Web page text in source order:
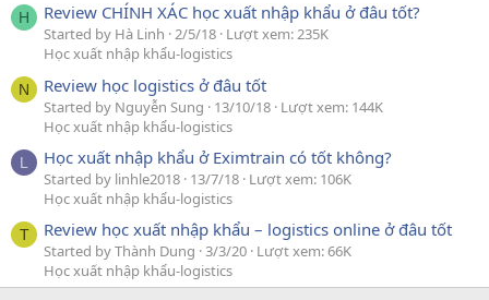
H Review CHÍNH XÁC học xuất nhập khẩu ở đâu tốt?
Started by Hà Linh 2/5/18 Lượt xem: 235K
Học xuất nhập khẩu-logistics
N Review học logistics ở đâu tốt
Started by Nguyễn Sung 13/10/18 Lượt xem: 144K
Học xuất nhập khẩu-logistics
L Học xuất nhập khẩu ở Eximtrain có tốt không?
Started by linhle2018 13/7/18 Lượt xem: 106K
Học xuất nhập khẩu-logistics
T Review học xuất nhập khẩu – logistics online ở đâu tốt
Started by Thành Dung 3/3/20 Lượt xem: 66K
Học xuất nhập khẩu-logistics